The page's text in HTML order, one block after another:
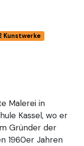
Kunstwerke
Malerei in
Kassel, wo er
Gründer der
1960er Jahren